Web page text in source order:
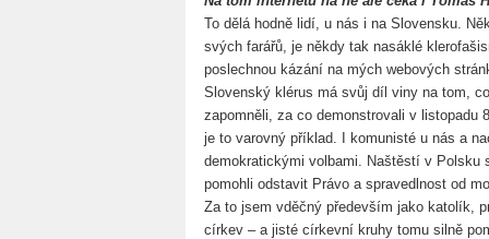
To dělá hodně lidí, u nás i na Slovensku.
svých farářů, je někdy tak nasáklé
poslechnou kázání na mých webových
Slovenský klérus má svůj díl viny na tom,
zapomněli, za co demonstrovali v listopadu
je to varovný příklad. I komunisté u nás a
demokratickými volbami. Naštěstí v Polsku
pomohli odstavit Právo a spravedlnost od
Za to jsem vděčný především jako katolík,
církev – a jisté církevní kruhy tomu silně